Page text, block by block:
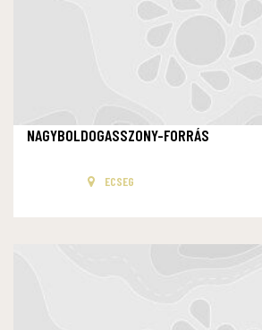
NAGYBOLDOGASSZONY-FORRÁS
ECSEG